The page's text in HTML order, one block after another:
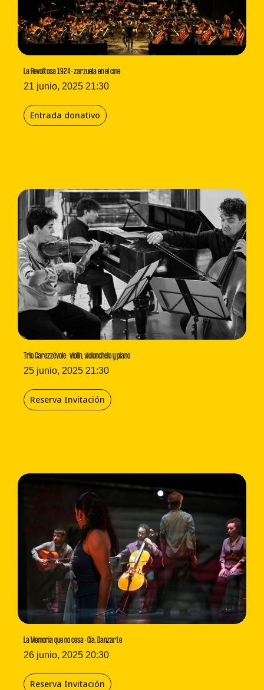
La Revoltosa 1924 · zarzuela en el cine
21 junio, 2025 21:30
Entrada donativo
Trío Carezzévole · violín, violonchelo y piano
25 junio, 2025 21:30
Reserva Invitación
La Memoria que no cesa · Cía. Danzarte
26 junio, 2025 20:30
Reserva Invitación